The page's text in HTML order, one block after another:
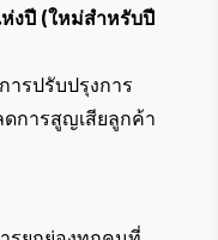
งปี (ใหม่สำหรับปี
ารปรับปรุงการ
การสูญเสียลูกค้า